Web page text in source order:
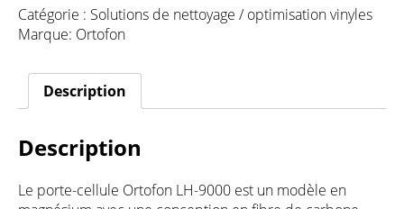
Catégorie : Solutions de nettoyage / optimisation vinyles
Marque: Ortofon
Description
Description
Le porte-cellule Ortofon LH-9000 est un modèle en